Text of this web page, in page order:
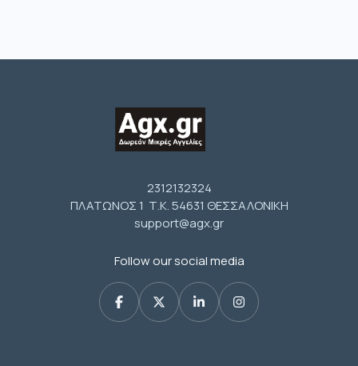
2312132324
ΠΛΑΤΩΝΟΣ 1 Τ.Κ. 54631 ΘΕΣΣΑΛΟΝΙΚΗ
support@agx.gr
Follow our social media